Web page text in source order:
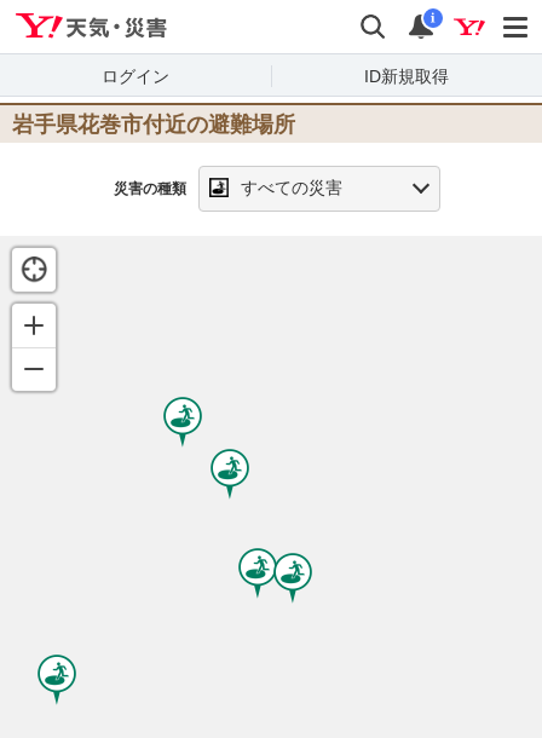
検索 通知
i
ログイン ID新規取得
岩手県花巻市付近の避難場所
災害の種類 すべての災害